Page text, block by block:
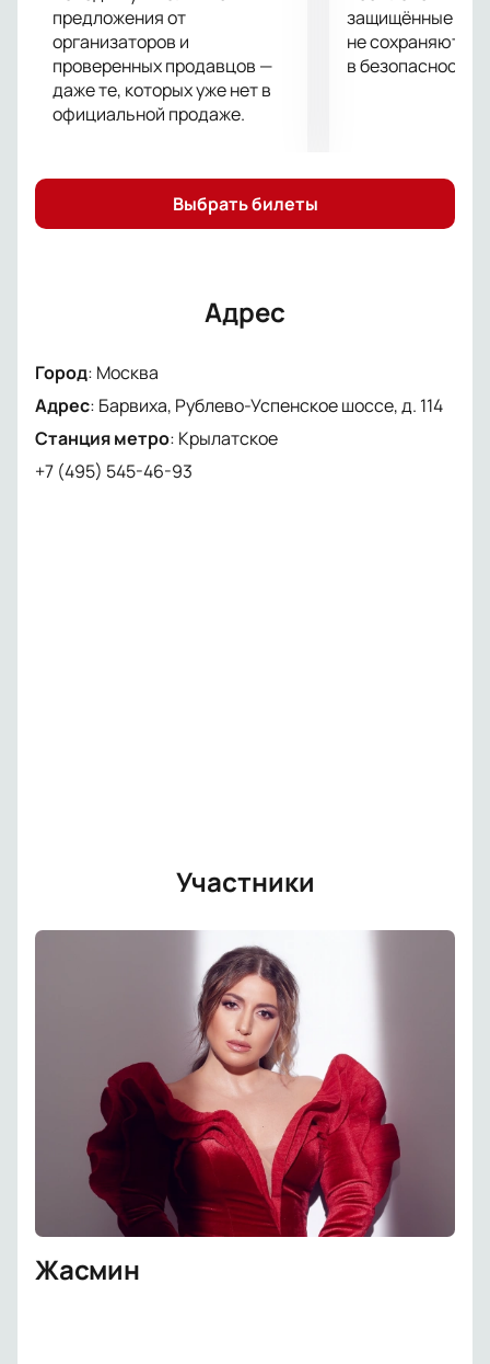
менеджер подскажет подходящий вариант и
ответит на любые вопросы.
Цена зависит от выбранного сектора, поэтому
каждый сможет найти оптимальное решение.
Выбор мест через интерактивную схему.
Станьте частью этого события и насладитесь
предложения от
организаторов и
проверенных продавцов —
даже те, которых уже нет в
официальной продаже.
защищённые
не сохраняются
в безопасности.
Выбрать билеты
Адрес
Город: Москва
Адрес: Барвиха, Рублево-Успенское шоссе, д. 114
Станция метро: Крылатское
+7 (495) 545-46-93
Участники
Жасмин